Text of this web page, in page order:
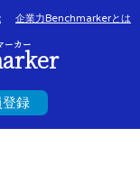
企業力Benchmarkerとは
ーカー
録